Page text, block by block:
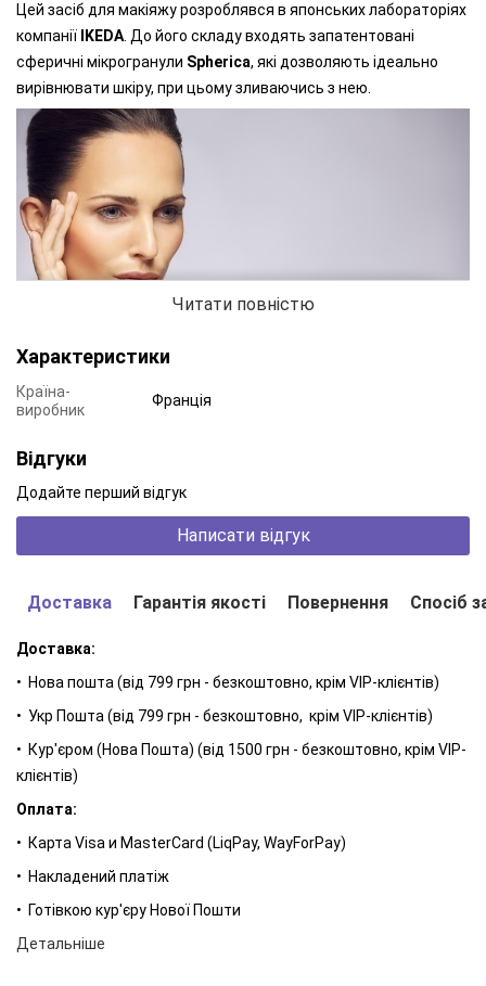
Цей засіб для макіяжу розроблявся в японських лабораторіях
компанії
IKEDA. До його складу входять запатентовані
сферичні мікрогранули Spherica, які дозволяють ідеально
вирівнювати шкіру, при цьому зливаючись з нею.
тональній основі MATTING MAKE-UP, збирають і відбивають
світло, утворюючи оптичний ліфтинговий ефект. Забезпечує
блиску на поверхні шкіри. За допомогою тонального крему
Тональні засоби LAMBRE®
Читати повністю
Характеристики
Країна-
виробник
Франція
Відгуки
Додайте перший відгук
Написати відгук
Доставка Гарантія якості Повернення Спосіб
Доставка:
• Нова пошта (від 799 грн - безкоштовно, крім VIP-клієнтів)
• Укр Пошта (від 799 грн - безкоштовно, крім VIP-клієнтів)
• Кур'єром (Нова Пошта) (від 1500 грн - безкоштовно, крім VIP-
клієнтів)
Оплата:
• Карта Visa и MasterCard (LiqPay, WayForPay)
• Накладений платіж
• Готівкою кур'єру Нової Пошти
Детальніше